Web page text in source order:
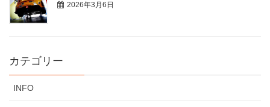
2026年3月6日
カテゴリー
INFO